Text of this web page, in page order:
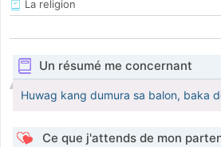
La religion
Un résumé me concernant
Huwag kang dumura sa balon, baka
Ce que j'attends de mon